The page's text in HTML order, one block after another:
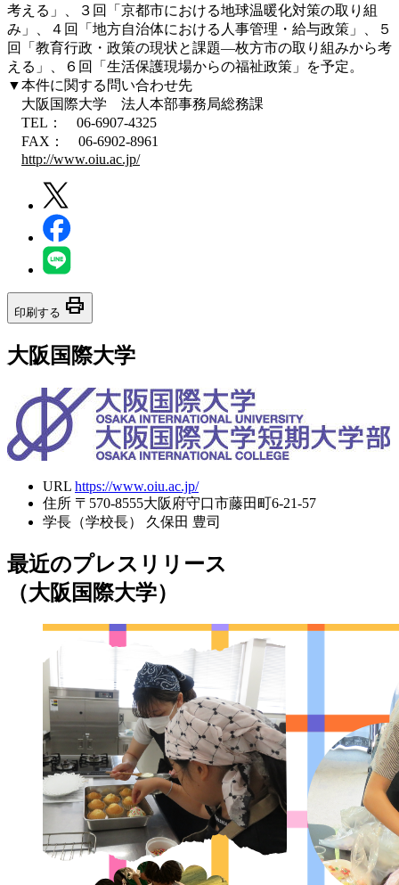
考える」、３回「京都市における地球温暖化対策の取り組
み」、４回「地方自治体における人事管理・給与政策」、５
回「教育行政・政策の現状と課題―枚方市の取り組みから考
える」、６回「生活保護現場からの福祉政策」を予定。
▼本件に関する問い合わせ先
大阪国際大学 法人本部事務局総務課
TEL： 06-6907-4325
FAX： 06-6902-8961
http://www.oiu.ac.jp/
印刷する print
大阪国際大学
URL https://www.oiu.ac.jp/
住所 〒570-8555大阪府守口市藤田町6-21-57
学長（学校長）
久保田 豊司
最近のプレスリリース
（大阪国際大学）